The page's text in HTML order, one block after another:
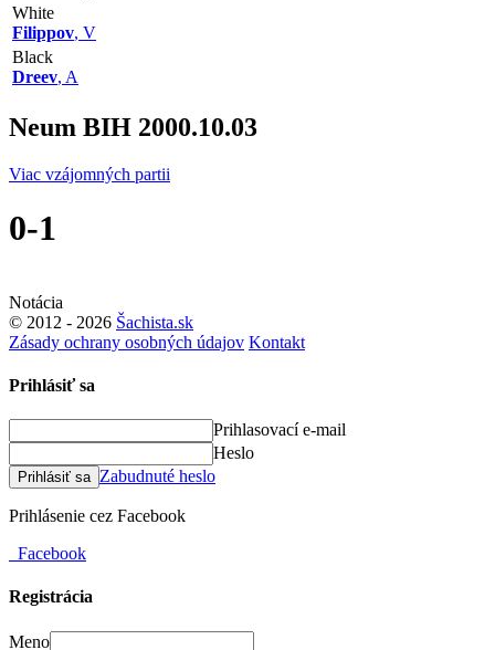
White
Filippov, V
Black
Dreev, A
Neum BIH 2000.10.03
Viac vzájomných partii
0-1
Notácia
© 2012 - 2026 Šachista.sk
Zásady ochrany osobných údajov Kontakt
Prihlásiť sa
Prihlasovací e-mail
Heslo
Prihlásiť sa Zabudnuté heslo
Prihlásenie cez Facebook
Facebook
Registrácia
Meno